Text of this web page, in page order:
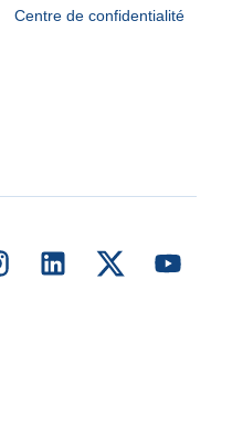
Centre de confidentialité